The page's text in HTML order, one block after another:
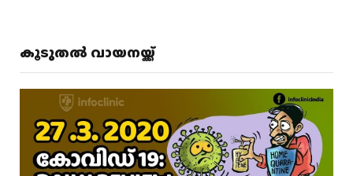
കൂടുതൽ വായനയ്ക്ക്